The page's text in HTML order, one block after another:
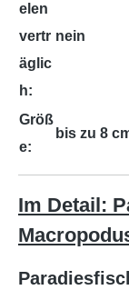
elen
vertr
äglic
h:
nein
Größ
e:
bis zu 8
Im Detail: